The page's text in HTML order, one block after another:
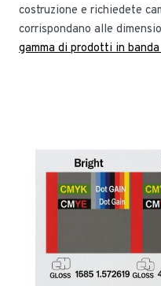
costruzione e richiedete
corrispondano alle
gamma di prodotti in